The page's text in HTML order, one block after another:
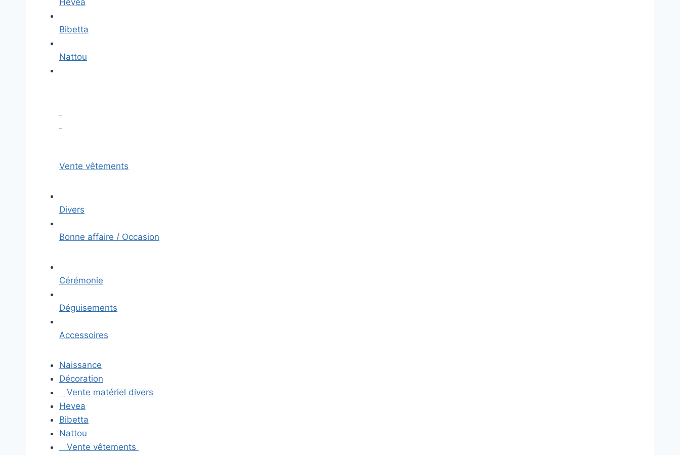
Hevea
Bibetta
Nattou
Vente vêtements
Divers
Bonne affaire / Occasion
Cérémonie
Déguisements
Accessoires
Naissance
Décoration
Vente matériel divers
Hevea
Bibetta
Nattou
Vente vêtements